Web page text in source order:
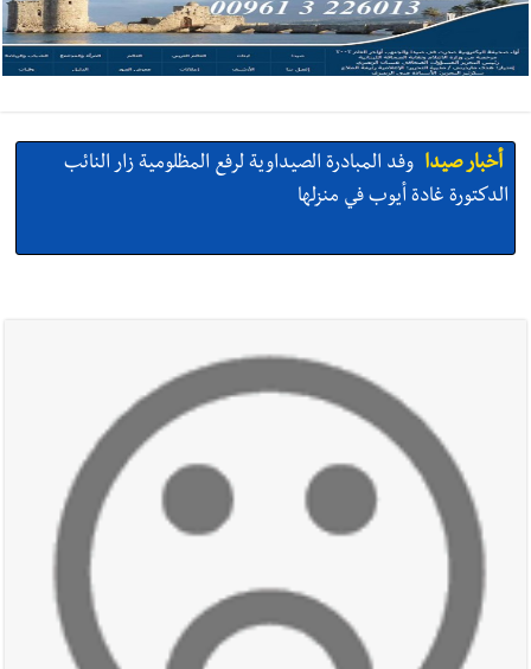
أخبار صيدا وفد المبادرة الصيداوية لرفع المظلومية زار النائب
الدكتورة غادة أيوب في منزلها
إصابة شاب فلسطيني بطعنات سكين في مخيم عين
الحلوة - في منطقة صيدا وإنقاذه وإتهام إبن عمته ؟
أخبار صيدا
بالصور : غسان سركيس يرعى تخرّج فوج الفكر والإبداع
في ثانوية السفير : تعلّمت منكم حب الوطن والتمسك بالأرض ...
أخبار صيدا
المهندس محمد زهير السعودي يستقبل المختارين
بعاصيري والبيلاني